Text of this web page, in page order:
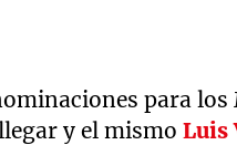
para
y el mismo Luis